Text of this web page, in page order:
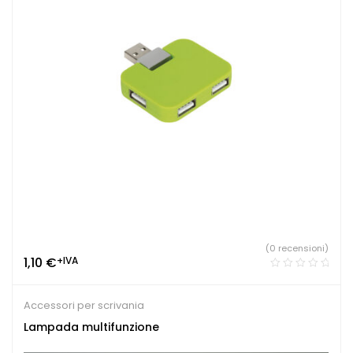
1,10 €+IVA
(0 recensioni)
Accessori per scrivania
Lampada multifunzione